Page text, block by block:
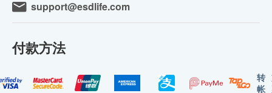
support@esdlife.com
付款方法
转
帐